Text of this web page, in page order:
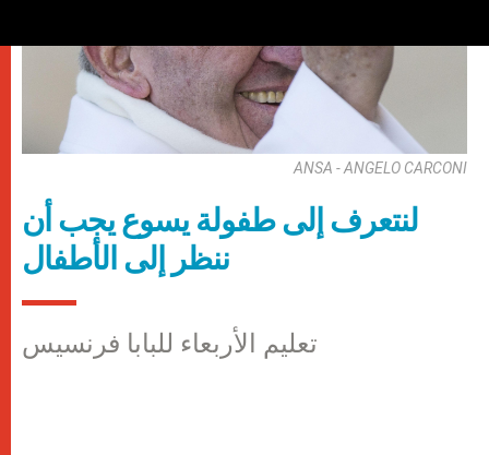
ANSA - ANGELO CARCONI
لنتعرف إلى طفولة يسوع يجب أن
ننظر إلى الأطفال
تعليم الأربعاء للبابا فرنسيس